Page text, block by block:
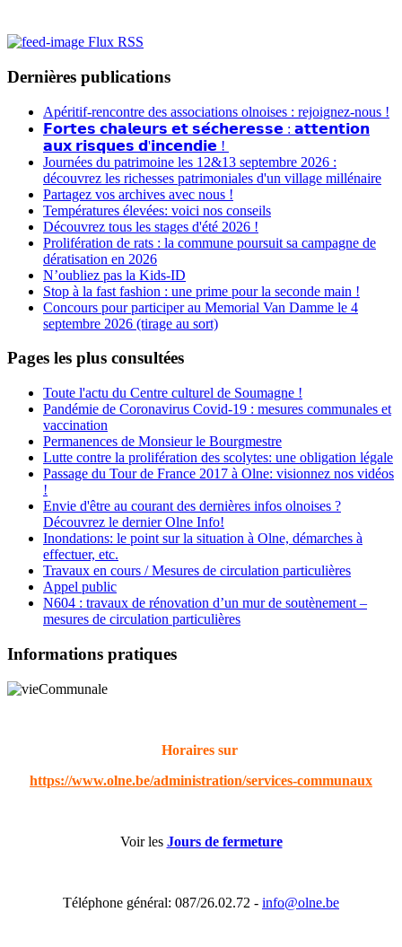
Flux RSS
Dernières publications
Apéritif-rencontre des associations olnoises : rejoignez-nous !
𝗙𝗼𝗿𝘁𝗲𝘀 𝗰𝗵𝗮𝗹𝗲𝘂𝗿𝘀 𝗲𝘁 𝘀𝗲́𝗰𝗵𝗲𝗿𝗲𝘀𝘀𝗲 : 𝗮𝘁𝘁𝗲𝗻𝘁𝗶𝗼𝗻
𝗮𝘂𝘅 𝗿𝗶𝘀𝗾𝘂𝗲𝘀 𝗱'𝗶𝗻𝗰𝗲𝗻𝗱𝗶𝗲 !
Journées du patrimoine les 12&13 septembre 2026 :
découvrez les richesses patrimoniales d'un village millénaire
Partagez vos archives avec nous !
Températures élevées: voici nos conseils
Découvrez tous les stages d'été 2026 !
Prolifération de rats : la commune poursuit sa campagne de
dératisation en 2026
N’oubliez pas la Kids-ID
Stop à la fast fashion : une prime pour la seconde main !
Concours pour participer au Memorial Van Damme le 4
septembre 2026 (tirage au sort)
Pages les plus consultées
Toute l'actu du Centre culturel de Soumagne !
Pandémie de Coronavirus Covid-19 : mesures communales et
vaccination
Permanences de Monsieur le Bourgmestre
Lutte contre la prolifération des scolytes: une obligation légale
Passage du Tour de France 2017 à Olne: visionnez nos vidéos
!
Envie d'être au courant des dernières infos olnoises ?
Découvrez le dernier Olne Info!
Inondations: le point sur la situation à Olne, démarches à
effectuer, etc.
Travaux en cours / Mesures de circulation particulières
Appel public
N604 : travaux de rénovation d’un mur de soutènement –
mesures de circulation particulières
Informations pratiques
Horaires sur
https://www.olne.be/administration/services-communaux
Voir les Jours de fermeture
Téléphone général: 087/26.02.72 - info@olne.be